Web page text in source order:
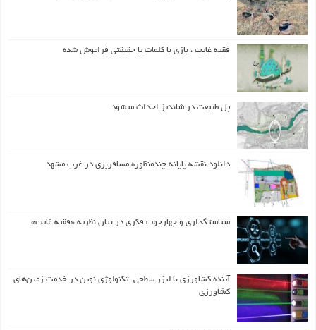
فقیه غایب ، بازی با کلمات یا حقیقتی فراموش شده
پل طبیعت در شاندیز احداث میشود
دانلود نقشه پایانه چندمنظوره مسافربری در غرب مشهد
سیاستگذاری و چهارچوب فکری در بیان نظریه «فقیه غایب»
آینده کشاورزی با لیزر سطحی: تکنولوژی نوین در خدمت زمین‌های
کشاورزی